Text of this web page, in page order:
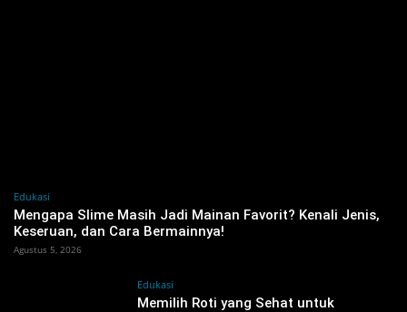
Edukasi
Mengapa Slime Masih Jadi Mainan Favorit? Kenali Jenis,
Keseruan, dan Cara Bermainnya!
Agustus 5, 2026
Edukasi
Memilih Roti yang Sehat untuk